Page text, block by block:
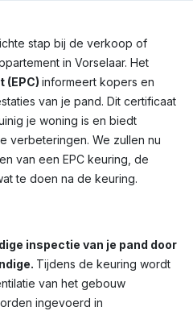
stap bij de verkoop of
in Vorselaar. Het
informeert kopers en
van je pand. Dit certificaat
je woning is en biedt
verbeteringen. We zullen nu
van een EPC keuring, de
te doen na de keuring.
inspectie van je pand door
Tijdens de keuring wordt
van het gebouw
ingevoerd in